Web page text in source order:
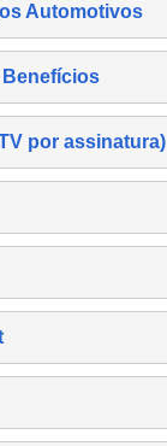
Automotivos
Benefícios
por assinatura)